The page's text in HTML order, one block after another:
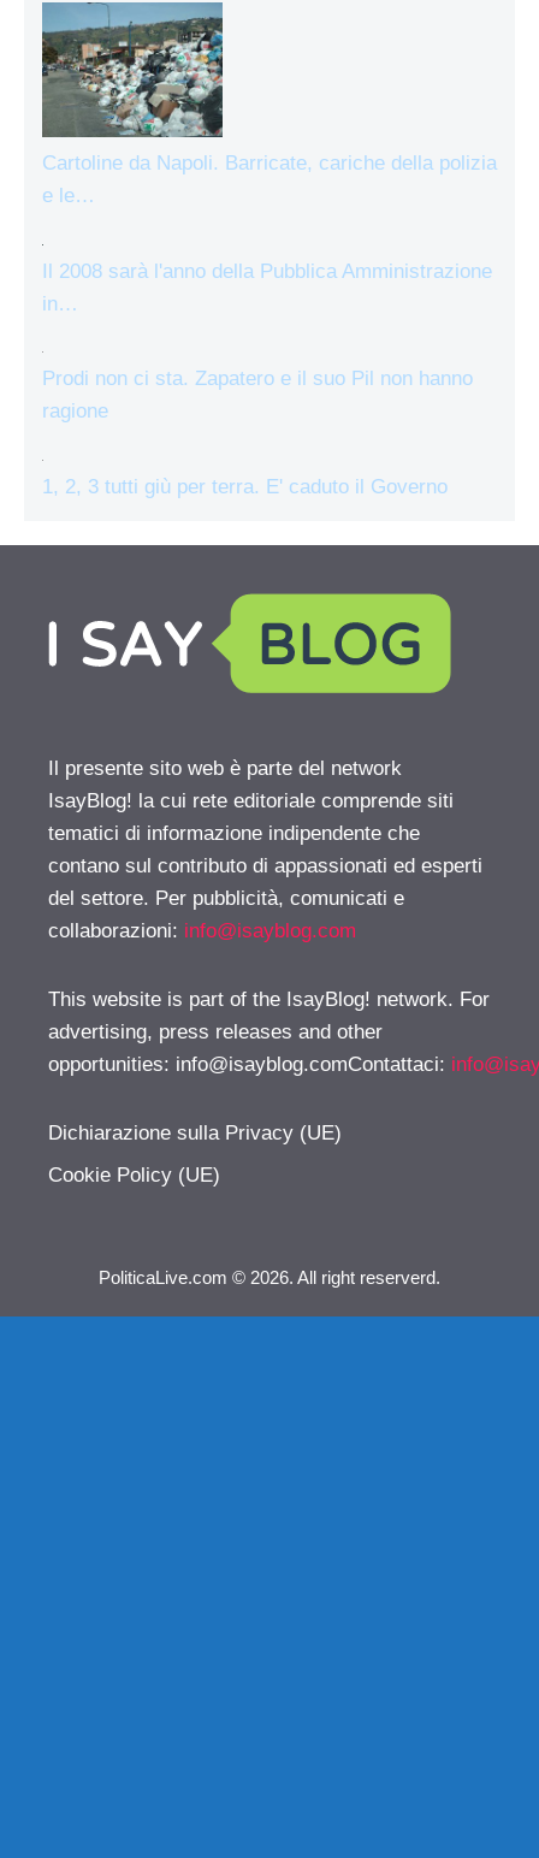
Cartoline da Napoli. Barricate, cariche della polizia
e le…
Il 2008 sarà l'anno della Pubblica Amministrazione
in…
Prodi non ci sta. Zapatero e il suo Pil non hanno
ragione
1, 2, 3 tutti giù per terra. E' caduto il Governo
Il presente sito web è parte del network
IsayBlog! la cui rete editoriale comprende siti
tematici di informazione indipendente che
contano sul contributo di appassionati ed esperti
del settore. Per pubblicità, comunicati e
collaborazioni: info@isayblog.com
This website is part of the IsayBlog! network. For
advertising, press releases and other
opportunities: info@isayblog.comContattaci:
Dichiarazione sulla Privacy (UE)
Cookie Policy (UE)
PoliticaLive.com © 2026. All right reserverd.